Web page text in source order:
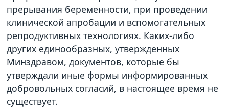
прерывания беременности, при проведении
клинической апробации и вспомогательных
репродуктивных технологиях. Каких-либо
других единообразных, утвержденных
Минздравом, документов, которые бы
утверждали иные формы информированных
добровольных согласий, в настоящее время не
существует.